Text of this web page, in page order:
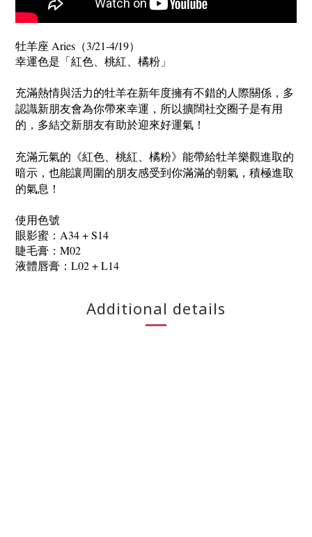
牡羊座 Aries（3/21-4/19）
幸運色是「紅色、 桃紅、橘粉 」
充滿熱情與活力的牡羊在新年度擁有不錯的人際關係， 多
認識新朋友會為你帶來幸運， 所以擴闊社交圈子是有用
的， 多結交新朋友有助於迎來好運氣！
充滿元氣的《紅色、桃紅、橘粉》能帶給牡羊樂觀進取的
暗示， 也能讓周圍的朋友感受到你滿滿的朝氣，積極進取
的氣息！
使用色號
眼影蜜：A34 + S14
睫毛膏：M02
液體唇膏：L02 + L14
Additional details